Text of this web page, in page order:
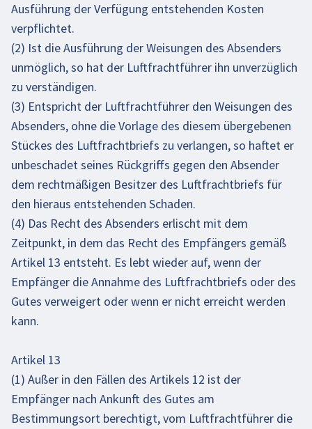
Ausführung der Verfügung entstehenden Kosten
verpflichtet.
(2) Ist die Ausführung der Weisungen des Absenders
unmöglich, so hat der Luftfrachtführer ihn unverzüglich
zu verständigen.
(3) Entspricht der Luftfrachtführer den Weisungen des
Absenders, ohne die Vorlage des diesem übergebenen
Stückes des Luftfrachtbriefs zu verlangen, so haftet er
unbeschadet seines Rückgriffs gegen den Absender
dem rechtmäßigen Besitzer des Luftfrachtbriefs für
den hieraus entstehenden Schaden.
(4) Das Recht des Absenders erlischt mit dem
Zeitpunkt, in dem das Recht des Empfängers gemäß
Artikel 13 entsteht. Es lebt wieder auf, wenn der
Empfänger die Annahme des Luftfrachtbriefs oder des
Gutes verweigert oder wenn er nicht erreicht werden
kann.
Artikel 13
(1) Außer in den Fällen des Artikels 12 ist der
Empfänger nach Ankunft des Gutes am
Bestimmungsort berechtigt, vom Luftfrachtführer die